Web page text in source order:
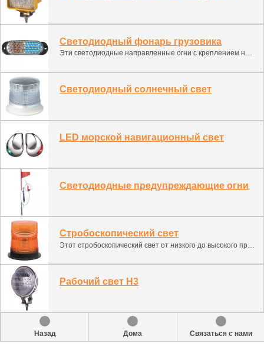
Светодиодный фонарь грузовика
Эти светодиодные направленные огни с креплением на втулке предлагают 8 режимов мигания, быструю и легкую установку, а также длительный срок службы, низкое техническое обслуживание без движущихся частей или ламп/ламп-вспышек, которые могут сломаться или потребовать замены. Просто вставьте в поставляемую круглую заднюю осветительную втулку.
Светодиодный солнечный свет
LED морской навигационный свет
Светодиодные предупреждающие огни
Стробоскопический свет
Рабочий свет H3
Назад Дома Связаться с нами